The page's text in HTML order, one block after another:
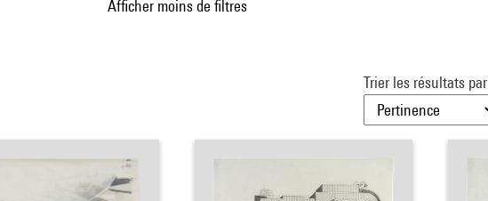
Afficher moins de filtres
Trier les résultats par